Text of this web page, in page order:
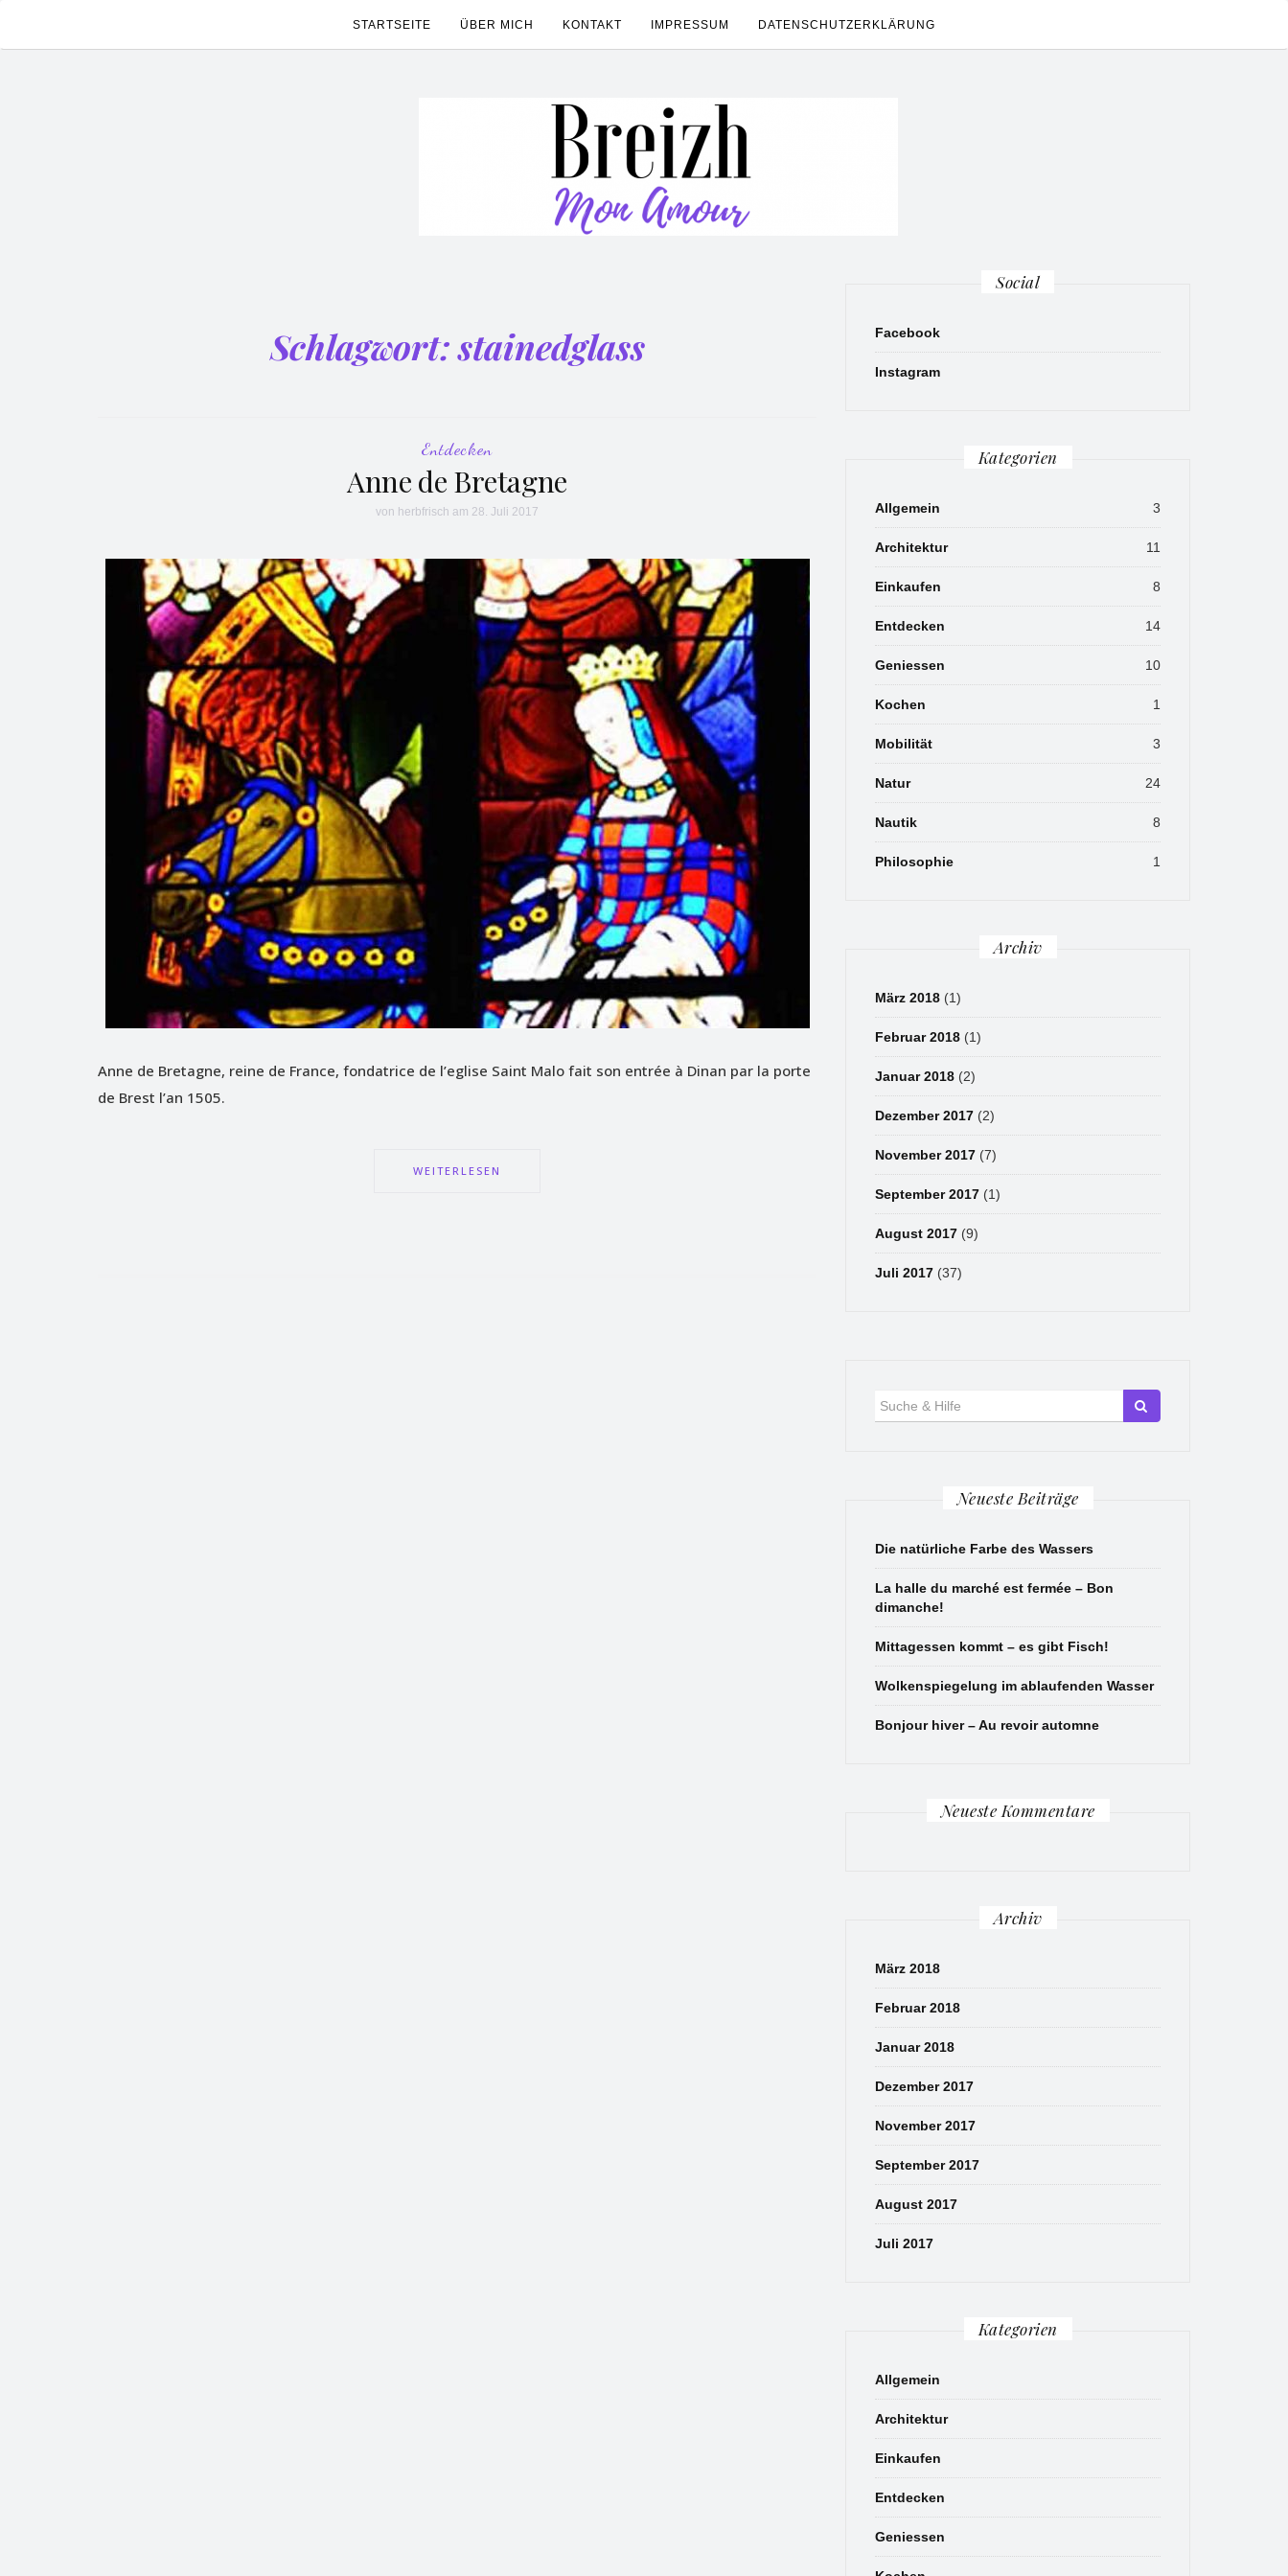
STARTSEITE ÜBER MICH KONTAKT IMPRESSUM DATENSCHUTZERKLÄRUNG
Schlagwort:stainedglass
Entdecken
Anne de Bretagne
von herbfrisch am 28. Juli 2017
Anne de Bretagne, reine de France, fondatrice de l’eglise Saint Malo fait son entrée à Dinan par la porte
de Brest l’an 1505.
WEITERLESEN
Social
Facebook
Instagram
Kategorien
Allgemein 3
Architektur 11
Einkaufen 8
Entdecken 14
Geniessen 10
Kochen 1
Mobilität 3
Natur 24
Nautik 8
Philosophie 1
Archiv
März 2018 (1)
Februar 2018 (1)
Januar 2018 (2)
Dezember 2017 (2)
November 2017 (7)
September 2017 (1)
August 2017 (9)
Juli 2017 (37)
Neueste Beiträge
Die natürliche Farbe des Wassers
La halle du marché est fermée – Bon
dimanche!
Mittagessen kommt – es gibt Fisch!
Wolkenspiegelung im ablaufenden Wasser
Bonjour hiver – Au revoir automne
Neueste Kommentare
Archiv
März 2018
Februar 2018
Januar 2018
Dezember 2017
November 2017
September 2017
August 2017
Juli 2017
Kategorien
Allgemein
Architektur
Einkaufen
Entdecken
Geniessen